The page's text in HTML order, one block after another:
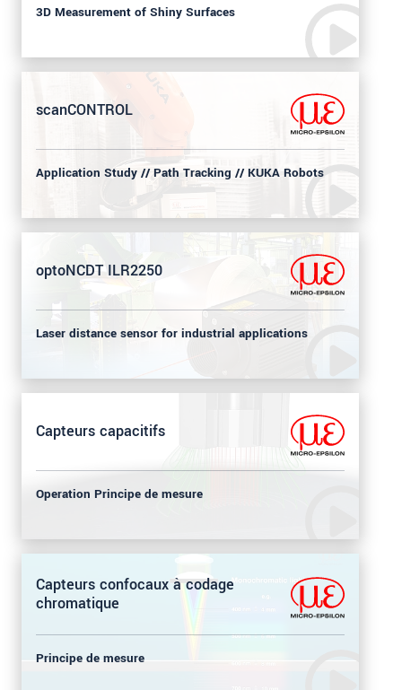
3D Measurement of Shiny Surfaces
scanCONTROL
Application Study // Path Tracking // KUKA Robots
optoNCDT ILR2250
Laser distance sensor for industrial applications
Capteurs capacitifs
Operation Principe de mesure
Capteurs confocaux à codage
chromatique
Principe de mesure